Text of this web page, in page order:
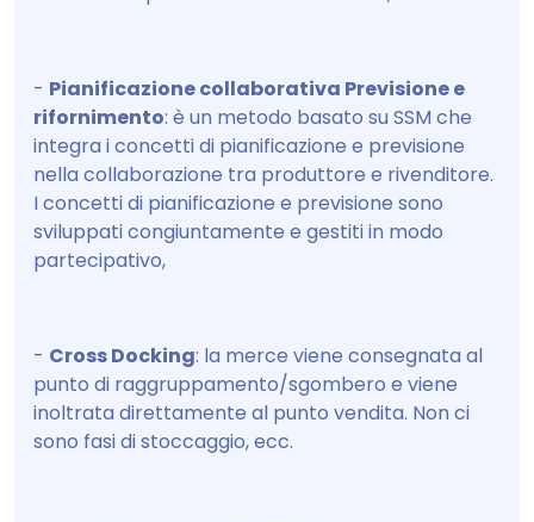
- Pianificazione collaborativa Previsione e
rifornimento: è un metodo basato su SSM che
integra i concetti di pianificazione e previsione
nella collaborazione tra produttore e rivenditore.
I concetti di pianificazione e previsione sono
sviluppati congiuntamente e gestiti in modo
partecipativo,
- Cross Docking: la merce viene consegnata al
punto di raggruppamento/sgombero e viene
inoltrata direttamente al punto vendita. Non ci
sono fasi di stoccaggio, ecc.